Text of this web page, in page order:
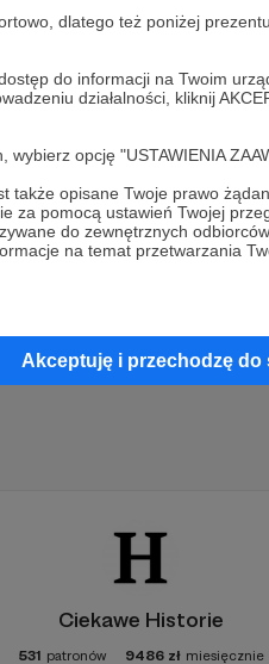
dlatego też poniżej
do informacji na Twoim
działalności, kliknij
opcję "USTAWIENIA
także opisane Twoje prawo
za pomocą ustawień Twojej
do zewnętrznych
na temat przetwarzania
Akceptuję i przechodzę do
już teraz!
Ciekawe Historie
531 patronów 9486 zł miesięcznie